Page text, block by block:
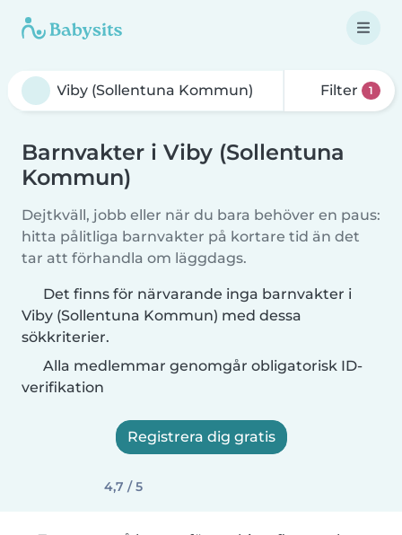
Filter 1
Barnvakter i Viby (Sollentuna
Kommun)
Dejtkväll, jobb eller när du bara behöver en paus:
hitta pålitliga barnvakter på kortare tid än det
tar att förhandla om läggdags.
Det finns för närvarande inga barnvakter i
Viby (Sollentuna Kommun) med dessa
sökkriterier.
Alla medlemmar genomgår obligatorisk ID-
verifikation
Registrera dig gratis
4,7 / 5